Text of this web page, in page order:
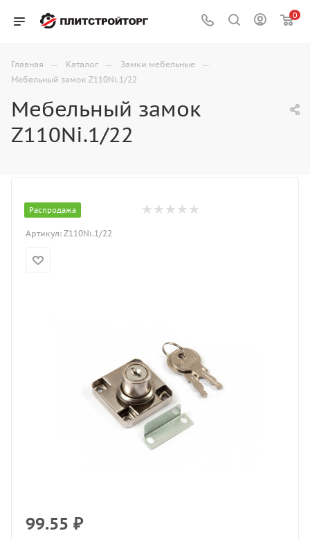
0
Главная — Каталог — Замки мебельные —
Мебельный замок Z110Ni.1/22
Мебельный замок
Z110Ni.1/22
Распродажа
Артикул: Z110Ni.1/22
99.55 ₽